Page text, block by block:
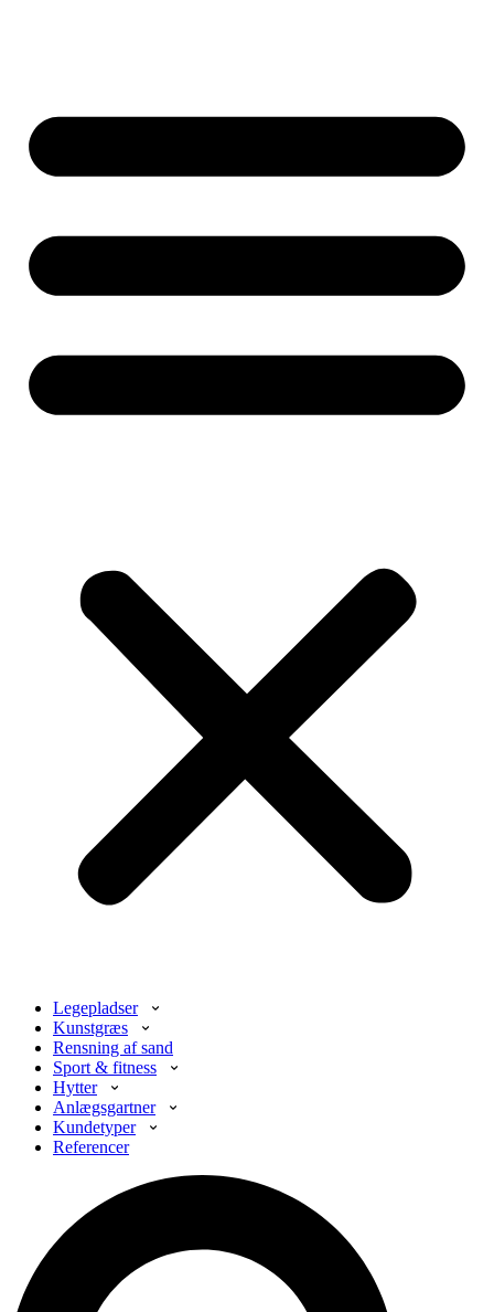
Legepladser
Kunstgræs
Rensning af sand
Sport & fitness
Hytter
Anlægsgartner
Kundetyper
Referencer